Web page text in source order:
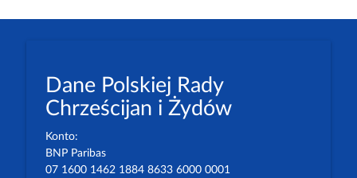
Dane Polskiej Rady
Chrześcijan i Żydów
Konto:
BNP Paribas
07 1600 1462 1884 8633 6000 0001